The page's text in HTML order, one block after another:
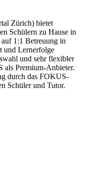
Zürich) bietet
Schülern zu Hause in
1:1 Betreuung in
und Lernerfolge
und sehr flexibler
als Premium-Anbieter.
durch das FOKUS-
Schüler und Tutor.